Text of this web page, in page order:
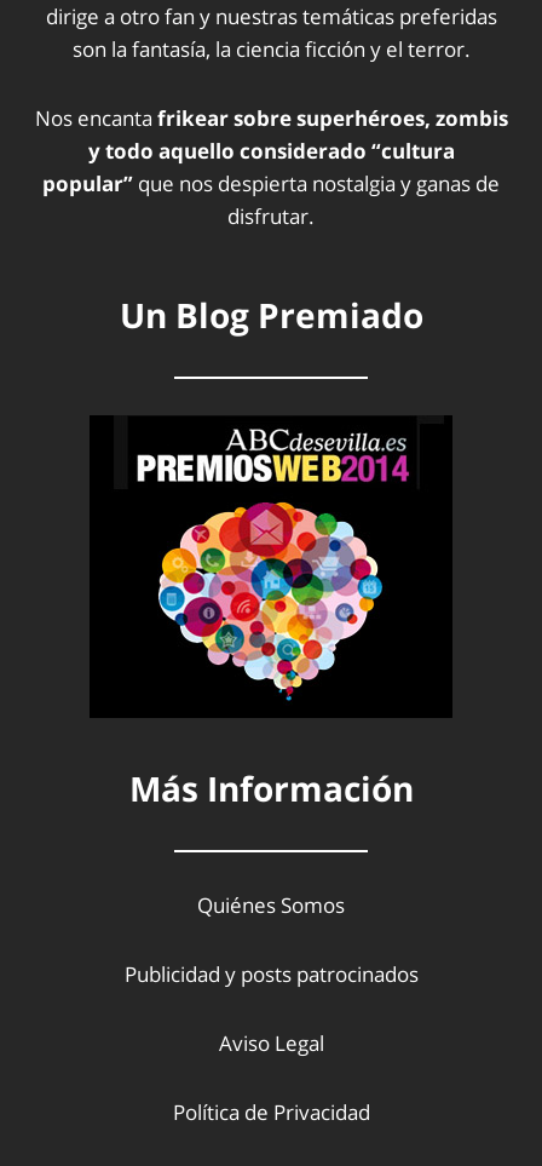
dirige a otro fan y nuestras temáticas preferidas
son la fantasía, la ciencia ficción y el terror.
Nos encanta frikear sobre superhéroes, zombis
y todo aquello considerado “cultura
popular” que nos despierta nostalgia y ganas de
disfrutar.
Un Blog Premiado
Más Información
Quiénes Somos
Publicidad y posts patrocinados
Aviso Legal
Política de Privacidad